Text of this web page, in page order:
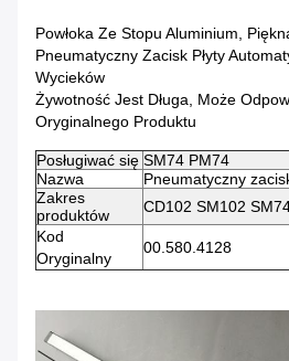
Powłoka Ze Stopu Aluminium,
Pneumatyczny Zacisk Płyty
Wycieków
Żywotność Jest Długa, Może
Oryginalnego Produktu
Posługiwać się SM74 PM74
Nazwa
Pneumatyczny
Zakres
produktów
CD102 SM102
Kod
Oryginalny
00.580.4128